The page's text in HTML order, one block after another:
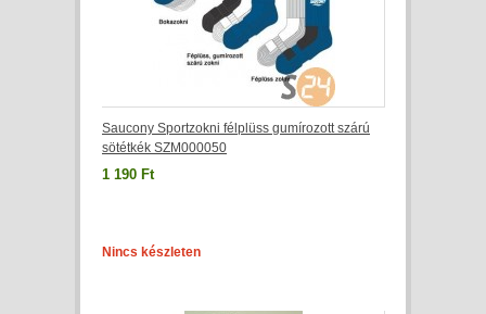
Saucony Sportzokni félplüss gumírozott szárú
sötétkék SZM000050
1 190 Ft
Nincs készleten